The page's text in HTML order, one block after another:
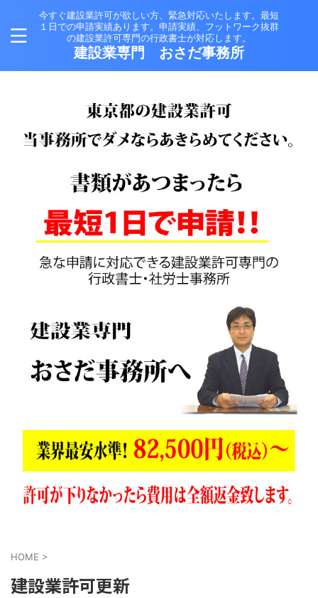
今すぐ建設業許可が欲しい方、緊急対応いたします。最短
１日での申請実績あります。申請実績、フットワーク抜群
の建設業許可専門の行政書士が対応します。
建設業専門 おさだ事務所
HOME >
建設業許可更新